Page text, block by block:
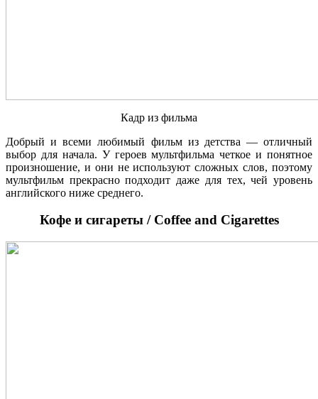
Кадр из фильма
Добрый и всеми любимый фильм из детства — отличный
выбор для начала. У героев мультфильма четкое и понятное
произношение, и они не используют сложных слов, поэтому
мультфильм прекрасно подходит даже для тех, чей уровень
английского ниже среднего.
Кофе и сигареты / Coffee and Cigarettes